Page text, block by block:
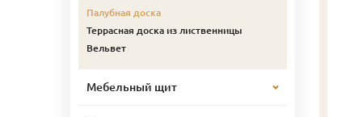
Палубная доска
Террасная доска из лиственницы
Вельвет
Мебельный щит